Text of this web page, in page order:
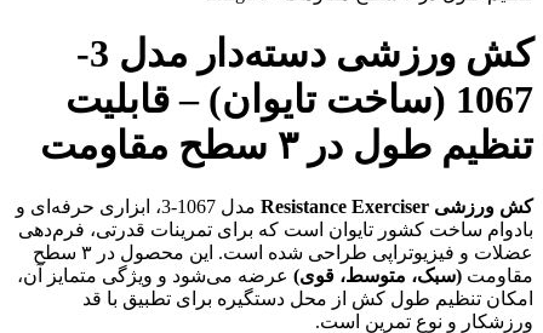
کش ورزشی دسته‌دار مدل 3-
1067 (ساخت تایوان) – قابلیت
تنظیم طول در ۳ سطح مقاومت
کش ورزشی Resistance Exerciser
مدل 1067-3، ابزاری حرفه‌ای و
بادوام ساخت کشور تایوان است که برای تمرینات قدرتی، فرم‌دهی
عضلات و فیزیوتراپی طراحی شده است. این محصول در ۳ سطح
مقاومت (سبک، متوسط، قوی) عرضه می‌شود و ویژگی متمایز آن،
امکان تنظیم طول کش از محل دستگیره برای تطبیق با قد
ورزشکار و نوع تمرین است.